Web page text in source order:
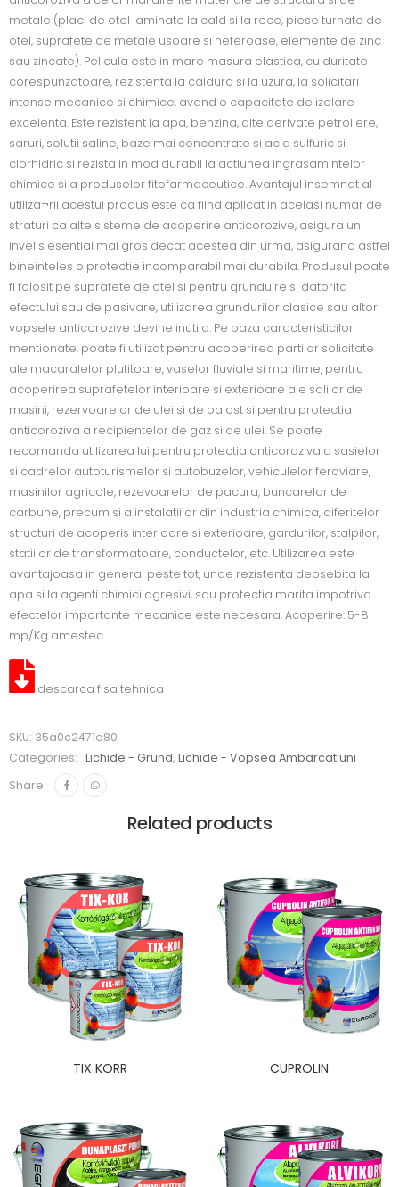
metale (placi de otel laminate la cald si la rece, piese turnate de
otel, suprafete de metale usoare si neferoase, elemente de zinc
sau zincate). Pelicula este in mare masura elastica, cu duritate
corespunzatoare, rezistenta la caldura si la uzura, la solicitari
intense mecanice si chimice, avand o capacitate de izolare
excelenta. Este rezistent la apa, benzina, alte derivate petroliere,
saruri, solutii saline, baze mai concentrate si acid sulfuric si
clorhidric si rezista in mod durabil la actiunea ingrasamintelor
chimice si a produselor fitofarmaceutice. Avantajul insemnat al
utiliza¬rii acestui produs este ca fiind aplicat in acelasi numar de
straturi ca alte sisteme de acoperire anticorozive, asigura un
invelis esential mai gros decat acestea din urma, asigurand astfel
bineinteles o protectie incomparabil mai durabila. Produsul poate
fi folosit pe suprafete de otel si pentru grunduire si datorita
efectului sau de pasivare, utilizarea grundurilor clasice sau altor
vopsele anticorozive devine inutila. Pe baza caracteristicilor
mentionate, poate fi utilizat pentru acoperirea partilor solicitate
ale macaralelor plutitoare, vaselor fluviale si maritime, pentru
acoperirea suprafetelor interioare si exterioare ale salilor de
masini, rezervoarelor de ulei si de balast si pentru protectia
anticoroziva a recipientelor de gaz si de ulei. Se poate
recomanda utilizarea lui pentru protectia anticoroziva a sasielor
si cadrelor autoturismelor si autobuzelor, vehiculelor feroviare,
masinilor agricole, rezevoarelor de pacura, buncarelor de
carbune, precum si a instalatiilor din industria chimica, diferitelor
structuri de acoperis interioare si exterioare, gardurilor, stalpilor,
statiilor de transformatoare, conductelor, etc. Utilizarea este
avantajoasa in general peste tot, unde rezistenta deosebita la
apa si la agenti chimici agresivi, sau protectia marita impotriva
efectelor importante mecanice este necesara. Acoperire: 5-8
mp/Kg amestec
descarca fisa tehnica
SKU: 35a0c2471e80
Categories:
Lichide - Grund,Lichide - Vopsea Ambarcatiuni
Share:
Related products
TIX KORR CUPROLIN